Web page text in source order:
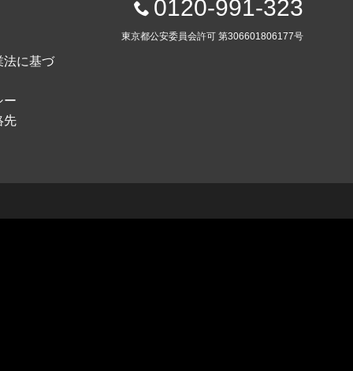
法に基づ
ー
先
0120-991-323
東京都公安委員会許可 第306601806177号